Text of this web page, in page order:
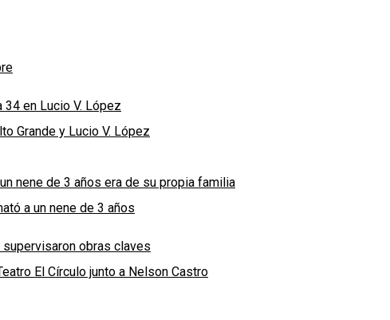
en Lucio V. López
Grande y Lucio V. López
nene de 3 años era de su propia familia
a un nene de 3 años
supervisaron obras claves
El Círculo junto a Nelson Castro